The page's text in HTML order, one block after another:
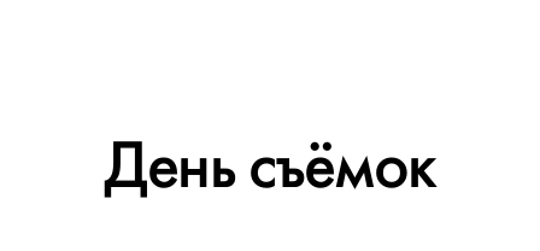
День съёмок